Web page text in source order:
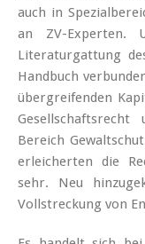
auch in
an ZV-
Literaturgattung
Handbuch
übergreifenden
Bereich
erleicherten die
sehr. Neu
Vollstreckung von